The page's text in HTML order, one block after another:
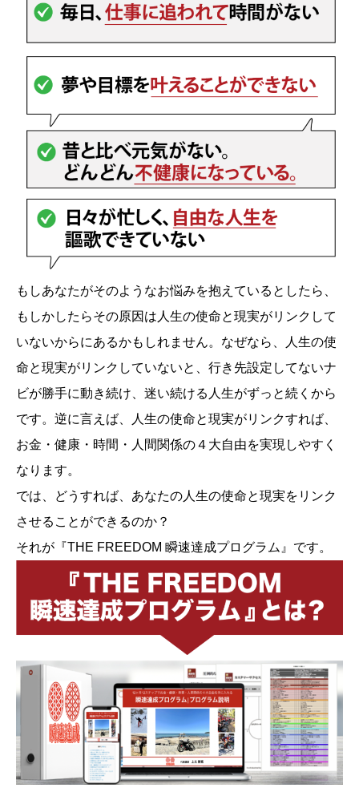
もしあなたがそのようなお悩みを抱えているとしたら、
もしかしたらその原因は人生の使命と現実がリンクして
いないからにあるかもしれません。なぜなら、人生の使
命と現実がリンクしていないと、行き先設定してないナ
ビが勝手に動き続け、迷い続ける人生がずっと続くから
です。逆に言えば、人生の使命と現実がリンクすれば、
お金・健康・時間・人間関係の４大自由を実現しやすく
なります。
では、どうすれば、あなたの人生の使命と現実をリンク
させることができるのか？
それが『THE FREEDOM 瞬速達成プログラム』です。